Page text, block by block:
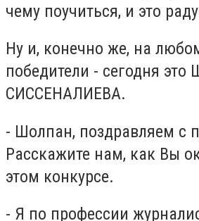
чему поучиться, и это
Ну и, конечно же, на
победители - сегодня это
СИССЕНАЛИЕВА.
- Шолпан, поздравляем с
Расскажите нам, как Вы
этом конкурсе.
- Я по профессии